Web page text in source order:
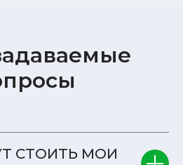
СТОИТЬ МОИ